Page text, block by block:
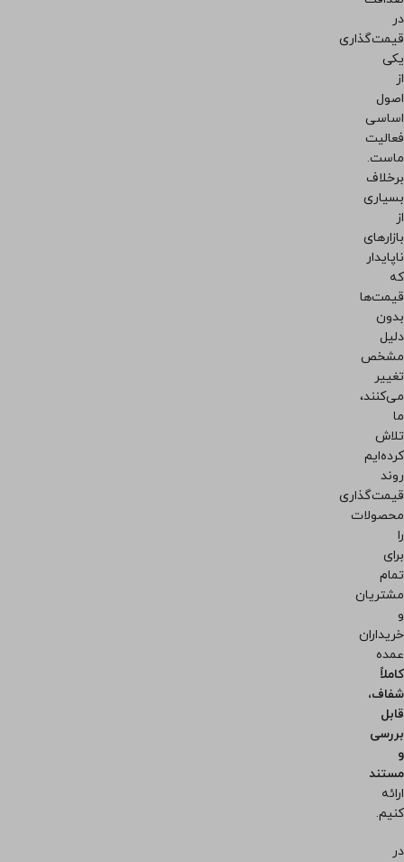
در
قیمت‌گذاری
یکی
از
اصول
اساسی
فعالیت
ماست.
برخلاف
بسیاری
از
بازارهای
ناپایدار
که
قیمت‌ها
بدون
دلیل
مشخص
تغییر
می‌کنند،
ما
تلاش
کرده‌ایم
روند
قیمت‌گذاری
محصولات
را
برای
تمام
مشتریان
و
خریداران
عمده
کاملاً
شفاف،
قابل
بررسی
و
مستند
ارائه
کنیم.
در